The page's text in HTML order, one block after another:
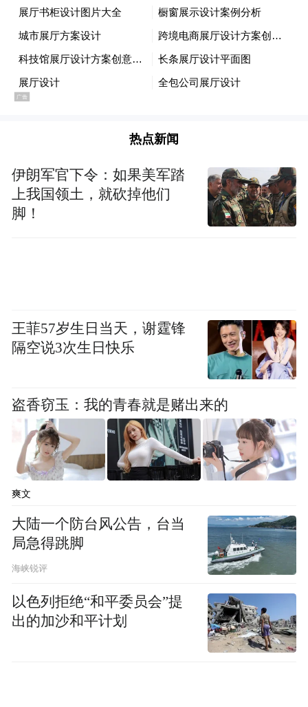
【扎波罗热方向】：维尔波维区域，乌军开
月23日，乌军组织部队进攻罗博季涅，遭俄
后对维尔波维发起一轮进攻遭俄军击退。截
至目前，双方在罗博季涅区域的实际控制线
变化不大，战斗激烈程度有所下降。
地突击旅、“斯巴达”第3旅、65机械化旅、
47机械化旅、116机械化旅、71旅与82空中
【巴赫穆特方向】：10月21日到22日，乌军
热点新闻
伊朗军官下令：如果美军踏
上我国领土，就砍掉他们
脚！
王菲57岁生日当天，谢霆锋
隔空说3次生日快乐
盗香窃玉：我的青春就是赌出来的
爽文
大陆一个防台风公告，台当
局急得跳脚
海峡锐评
以色列拒绝“和平委员会”提
出的加沙和平计划